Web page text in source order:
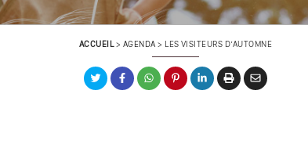
ACCUEIL> AGENDA > LES VISITEURS D’AUTOMNE